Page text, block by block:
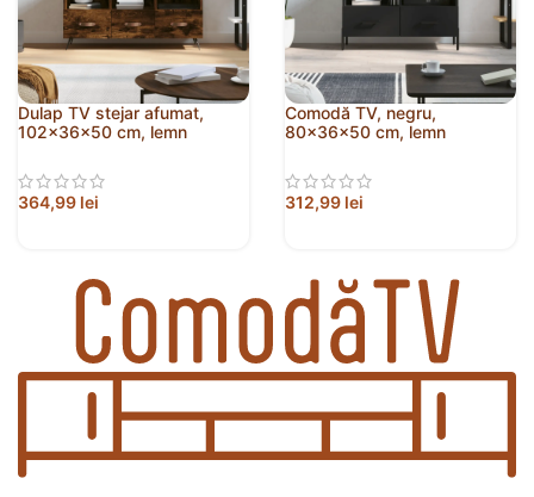
Dulap TV stejar afumat,
102x36x50 cm, lemn
364,99 lei
Comodă TV, negru,
80x36x50 cm, lemn
312,99 lei